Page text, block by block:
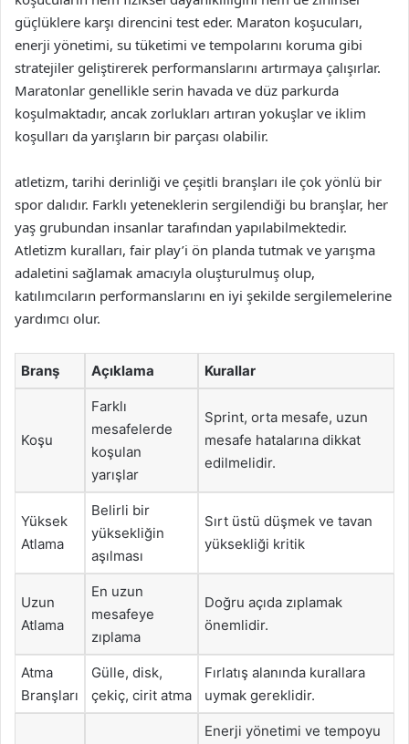
güçlüklere karşı direncini test eder. Maraton koşucuları,
enerji yönetimi, su tüketimi ve tempolarını koruma gibi
stratejiler geliştirerek performanslarını artırmaya çalışırlar.
Maratonlar genellikle serin havada ve düz parkurda
koşulmaktadır, ancak zorlukları artıran yokuşlar ve iklim
koşulları da yarışların bir parçası olabilir.
atletizm, tarihi derinliği ve çeşitli branşları ile çok yönlü bir
spor dalıdır. Farklı yeteneklerin sergilendiği bu branşlar, her
yaş grubundan insanlar tarafından yapılabilmektedir.
Atletizm kuralları, fair play’i ön planda tutmak ve yarışma
adaletini sağlamak amacıyla oluşturulmuş olup,
katılımcıların performanslarını en iyi şekilde sergilemelerine
yardımcı olur.
Branş Açıklama Kurallar
Koşu
Farklı
mesafelerde
koşulan
yarışlar
Sprint, orta mesafe, uzun
mesafe hatalarına dikkat
edilmelidir.
Yüksek
Atlama
Belirli bir
yüksekliğin
aşılması
Sırt üstü düşmek ve tavan
yüksekliği kritik
Uzun
Atlama
En uzun
mesafeye
zıplama
Doğru açıda zıplamak
önemlidir.
Atma
Branşları
Gülle, disk,
çekiç, cirit atma
Fırlatış alanında kurallara
uymak gereklidir.
Enerji yönetimi ve tempoyu